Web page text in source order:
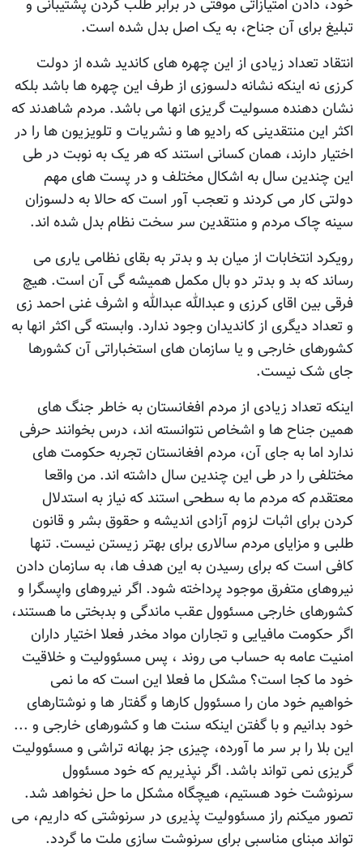
خود، دادن امتیازاتی موقتی در برابر طلب کردن پشتیبانی و
تبلیغ برای آن جناح، به یک اصل بدل شده است.
انتقاد تعداد زیادی از این چهره های کاندید شده از دولت
کرزی نه اینکه نشانه دلسوزی از طرف این چهره ها باشد بلکه
نشان دهنده مسولیت گریزی انها می باشد. مردم شاهدند که
اکثر این منتقدینی که رادیو ها و نشریات و تلویزیون ها را در
اختیار دارند، همان کسانی استند که هر یک به نوبت در طی
این چندین سال به اشکال مختلف و در پست های مهم
دولتی کار می کردند و تعجب آور است که حالا به دلسوزان
سینه چاک مردم و منتقدین سر سخت نظام بدل شده اند.
رویکرد انتخابات از میان بد و بدتر به بقای نظامی یاری می
رساند که بد و بدتر دو بال مکمل همیشه گی آن است. هیچ
فرقی بین اقای کرزی و عبدالله عبدالله و اشرف غنی احمد زی
و تعداد دیگری از کاندیدان وجود ندارد. وابسته گی اکثر انها به
کشورهای خارجی و یا سازمان های استخباراتی آن کشورها
جای شک نیست.
اینکه تعداد زیادی از مردم افغانستان به خاطر جنگ های
همین جناح ها و اشخاص نتوانسته اند، درس بخوانند حرفی
ندارد اما به جای آن، مردم افغانستان تجربه حکومت های
مختلفی را در طی این چندین سال داشته اند. من واقعا
معتقدم که مردم ما به سطحی استند که نیاز به استدلال
کردن برای اثبات لزوم آزادی اندیشه و حقوق بشر و قانون
طلبی و مزایای مردم سالاری برای بهتر زیستن نیست. تنها
کافی است که برای رسیدن به این هدف ها، به سازمان دادن
نیروهای متفرق موجود پرداخته شود. اگر نیروهای واپسگرا و
کشورهای خارجی مسئوول عقب ماندگی و بدبختی ما هستند،
اگر حکومت مافیایی و تجاران مواد مخدر فعلا اختیار داران
امنیت عامه به حساب می روند ، پس مسئوولیت و خلاقیت
خود ما کجا است؟ مشکل ما فعلا این است که ما نمی
خواهیم خود مان را مسئوول کارها و گفتار ها و نوشتارهای
خود بدانیم و با گفتن اینکه سنت ها و کشورهای خارجی و ...
این بلا را بر سر ما آورده، چیزی جز بهانه تراشی و مسئوولیت
گریزی نمی تواند باشد. اگر نپذیریم که خود مسئوول
سرنوشت خود هستیم، هیچگاه مشکل ما حل نخواهد شد.
تصور میکنم راز مسئوولیت پذیری در سرنوشتی که داریم، می
تواند مبنای مناسبی برای سرنوشت سازی ملت ما گردد.